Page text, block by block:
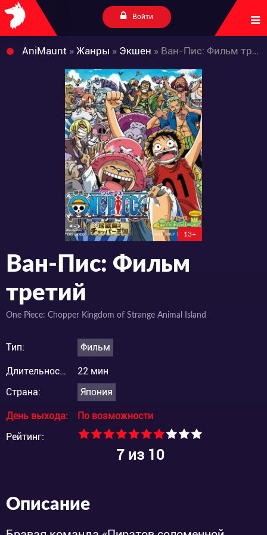
Войти
AniMaunt » Жанры » Экшен » Ван-Пис: Фильм третий
13+
Ван-Пис: Фильм
третий
One Piece: Chopper Kingdom of Strange Animal Island
Тип: Фильм
Длительность:
22 мин
Страна:
Япония
День выхода:
По возможности
Рейтинг:
7из 10
Описание